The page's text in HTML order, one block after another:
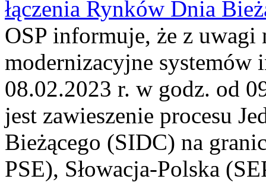
łączenia Rynków Dnia
OSP informuje, że z uwagi
modernizacyjne
08.02.2023 r. w godz. od
jest zawieszenie procesu
Bieżącego (SIDC) na
PSE), Słowacja-Polska